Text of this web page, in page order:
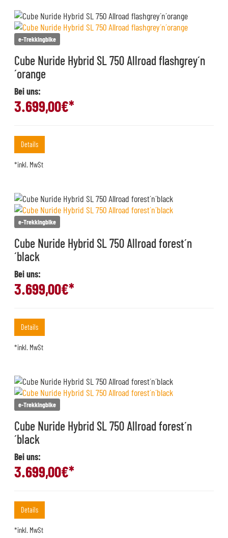
e-Trekkingbike
Cube Nuride Hybrid SL 750 Allroad flashgrey´n
´orange
Bei uns:
3.699,00€*
Details
*inkl. MwSt
e-Trekkingbike
Cube Nuride Hybrid SL 750 Allroad forest´n
´black
Bei uns:
3.699,00€*
Details
*inkl. MwSt
e-Trekkingbike
Cube Nuride Hybrid SL 750 Allroad forest´n
´black
Bei uns:
3.699,00€*
Details
*inkl. MwSt